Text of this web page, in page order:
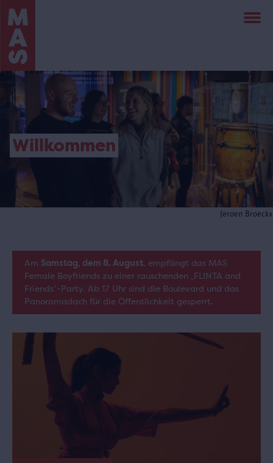
Direkt
zum
Inhalt
Jeroen Broeckx
Willkommen
Am Samstag, dem 8. August, empfängt das MAS
Female Boyfriends zu einer rauschenden „FLINTA and
Friends“-Party. Ab 17 Uhr sind die Boulevard und das
Panoramadach für die Öffentlichkeit gesperrt.